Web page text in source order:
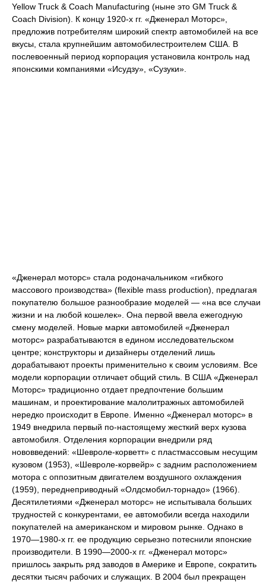
Yellow Truck & Coach Manufacturing (ныне это GM Truck &
Coach Division). К концу 1920-х гг. «Дженерал Моторс»,
предложив потребителям широкий спектр автомобилей на все
вкусы, стала крупнейшим автомобилестроителем США. В
послевоенный период корпорация установила контроль над
японскими компаниями «Исудзу», «Сузуки».
«Дженерал моторс» стала родоначальником «гибкого
массового производства» (flexible mass production), предлагая
покупателю большое разнообразие моделей — «на все случаи
жизни и на любой кошелек». Она первой ввела ежегодную
смену моделей. Новые марки автомобилей «Дженерал
моторс» разрабатываются в едином исследовательском
центре; конструкторы и дизайнеры отделений лишь
дорабатывают проекты применительно к своим условиям. Все
модели корпорации отличает общий стиль. В США «Дженерал
Моторс» традиционно отдает предпочтение большим
машинам, и проектирование малолитражных автомобилей
нередко происходит в Европе. Именно «Дженерал моторс» в
1949 внедрила первый по-настоящему жесткий верх кузова
автомобиля. Отделения корпорации внедрили ряд
нововведений: «Шевроле-корветт» с пластмассовым несущим
кузовом (1953), «Шевроле-корвейр» с задним расположением
мотора с оппозитным двигателем воздушного охлаждения
(1959), переднеприводный «Олдсмобил-торнадо» (1966).
Десятилетиями «Дженерал моторс» не испытывала больших
трудностей с конкурентами, ее автомобили всегда находили
покупателей на американском и мировом рынке. Однако в
1970—1980-х гг. ее продукцию серьезно потеснили японские
производители. В 1990—2000-х гг. «Дженерал моторс»
пришлось закрыть ряд заводов в Америке и Европе, сократить
десятки тысяч рабочих и служащих. В 2004 был прекращен